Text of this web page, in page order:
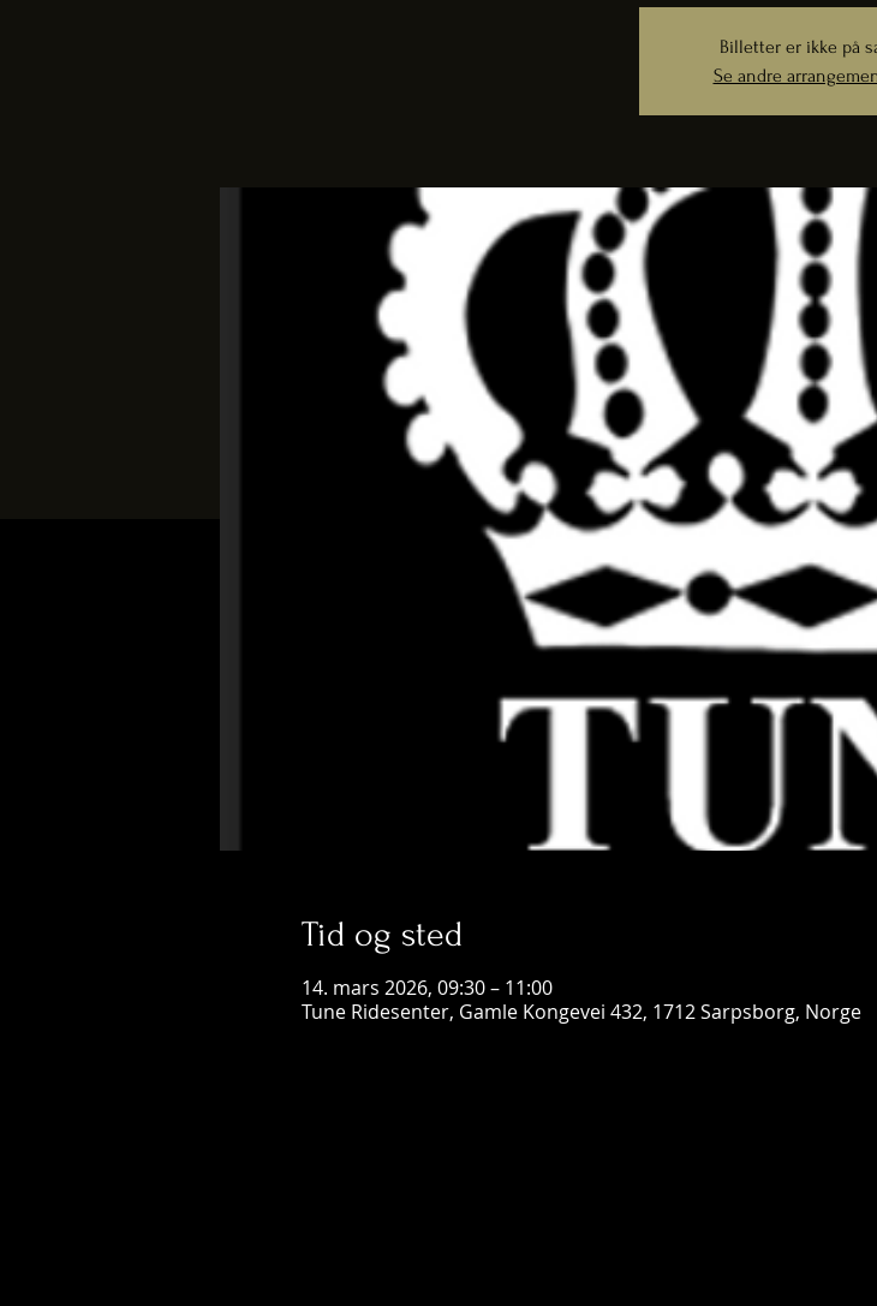
Billetter er ikke på
Se andre
Tid og sted
14. mars 2026, 09:30 – 11:00
Tune Ridesenter, Gamle Kongevei 432, 1712 Sarpsborg, Norge